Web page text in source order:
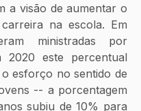
a visão de aumentar o
na escola. Em
ministradas por
2020 este percentual
esforço no sentido de
-- a porcentagem
subiu de 10% para